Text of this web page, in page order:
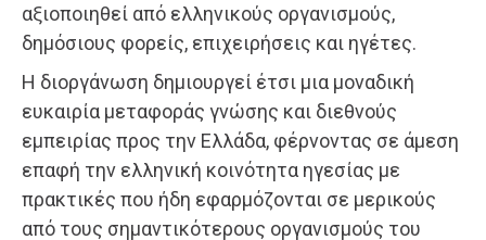
αξιοποιηθεί από ελληνικούς οργανισμούς,
δημόσιους φορείς, επιχειρήσεις και ηγέτες.
Η διοργάνωση δημιουργεί έτσι μια μοναδική
ευκαιρία μεταφοράς γνώσης και διεθνούς
εμπειρίας προς την Ελλάδα, φέρνοντας σε άμεση
επαφή την ελληνική κοινότητα ηγεσίας με
πρακτικές που ήδη εφαρμόζονται σε μερικούς
από τους σημαντικότερους οργανισμούς του